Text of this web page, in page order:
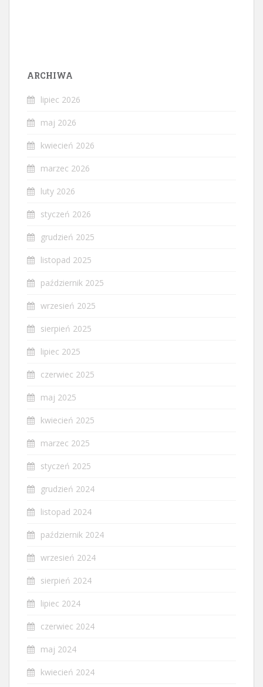
ARCHIWA
lipiec 2026
maj 2026
kwiecień 2026
marzec 2026
luty 2026
styczeń 2026
grudzień 2025
listopad 2025
październik 2025
wrzesień 2025
sierpień 2025
lipiec 2025
czerwiec 2025
maj 2025
kwiecień 2025
marzec 2025
styczeń 2025
grudzień 2024
listopad 2024
październik 2024
wrzesień 2024
sierpień 2024
lipiec 2024
czerwiec 2024
maj 2024
kwiecień 2024